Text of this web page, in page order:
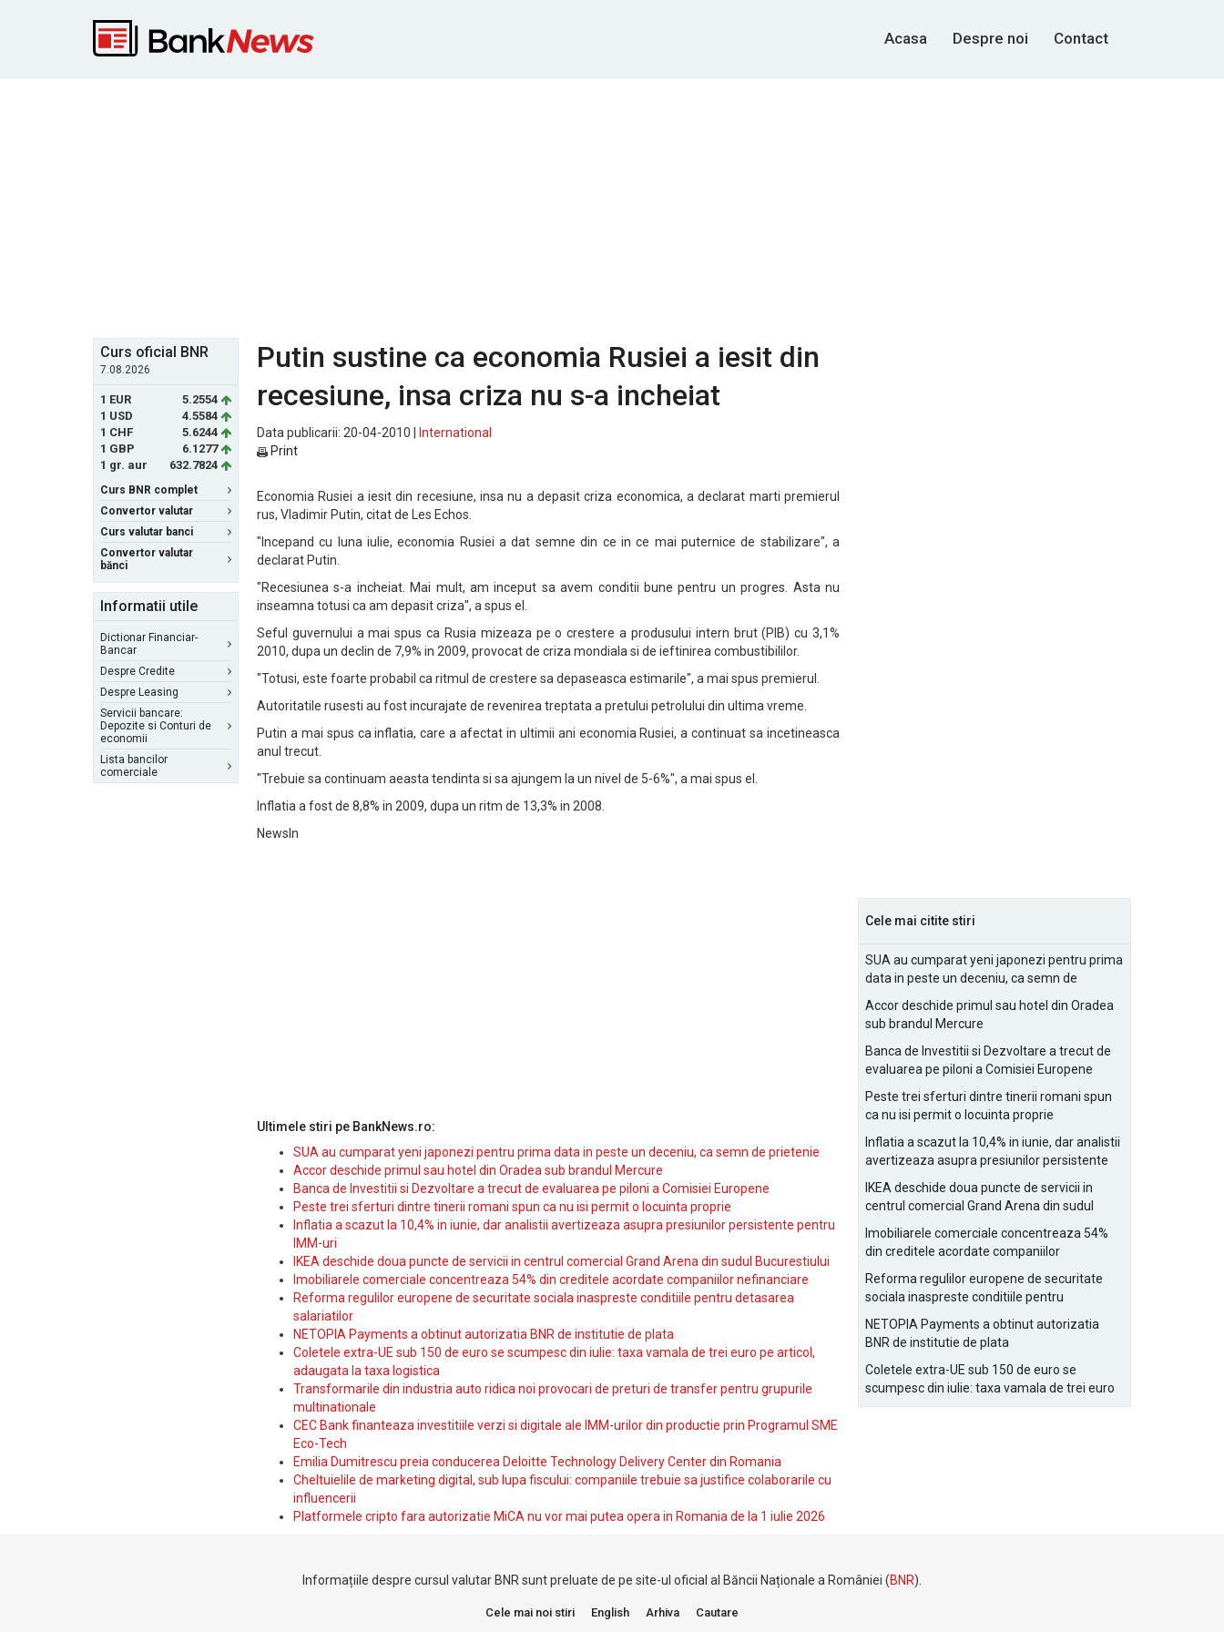
Acasa Despre noi Contact
Curs oficial BNR
7.08.2026
1 EUR
5.2554
1 USD
4.5584
1 CHF
5.6244
1 GBP
6.1277
1 gr. aur
632.7824
Curs BNR complet
Convertor valutar
Curs valutar banci
Convertor valutar
bănci
Informatii utile
Dictionar Financiar-
Bancar
Despre Credite
Despre Leasing
Servicii bancare:
Depozite si Conturi de
economii
Lista bancilor
comerciale
Putin sustine ca economia Rusiei a iesit din
recesiune, insa criza nu s-a incheiat
Data publicarii: 20-04-2010 |
International
Print
Economia Rusiei a iesit din recesiune, insa nu a depasit criza economica, a declarat marti premierul
rus, Vladimir Putin, citat de Les Echos.
"Incepand cu luna iulie, economia Rusiei a dat semne din ce in ce mai puternice de stabilizare", a
declarat Putin.
"Recesiunea s-a incheiat. Mai mult, am inceput sa avem conditii bune pentru un progres. Asta nu
inseamna totusi ca am depasit criza", a spus el.
Seful guvernului a mai spus ca Rusia mizeaza pe o crestere a produsului intern brut (PIB) cu 3,1%
2010, dupa un declin de 7,9% in 2009, provocat de criza mondiala si de ieftinirea combustibililor.
"Totusi, este foarte probabil ca ritmul de crestere sa depaseasca estimarile", a mai spus premierul.
Autoritatile rusesti au fost incurajate de revenirea treptata a pretului petrolului din ultima vreme.
Putin a mai spus ca inflatia, care a afectat in ultimii ani economia Rusiei, a continuat sa incetineasca
anul trecut.
"Trebuie sa continuam aeasta tendinta si sa ajungem la un nivel de 5-6%", a mai spus el.
Inflatia a fost de 8,8% in 2009, dupa un ritm de 13,3% in 2008.
NewsIn
Ultimele stiri pe BankNews.ro:
SUA au cumparat yeni japonezi pentru prima data in peste un deceniu, ca semn de prietenie
Accor deschide primul sau hotel din Oradea sub brandul Mercure
Banca de Investitii si Dezvoltare a trecut de evaluarea pe piloni a Comisiei Europene
Peste trei sferturi dintre tinerii romani spun ca nu isi permit o locuinta proprie
Inflatia a scazut la 10,4% in iunie, dar analistii avertizeaza asupra presiunilor persistente pentru
IMM-uri
IKEA deschide doua puncte de servicii in centrul comercial Grand Arena din sudul Bucurestiului
Imobiliarele comerciale concentreaza 54% din creditele acordate companiilor nefinanciare
Reforma regulilor europene de securitate sociala inaspreste conditiile pentru detasarea
salariatilor
NETOPIA Payments a obtinut autorizatia BNR de institutie de plata
Coletele extra-UE sub 150 de euro se scumpesc din iulie: taxa vamala de trei euro pe articol,
adaugata la taxa logistica
Transformarile din industria auto ridica noi provocari de preturi de transfer pentru grupurile
multinationale
CEC Bank finanteaza investitiile verzi si digitale ale IMM-urilor din productie prin Programul SME
Eco-Tech
Emilia Dumitrescu preia conducerea Deloitte Technology Delivery Center din Romania
Cheltuielile de marketing digital, sub lupa fiscului: companiile trebuie sa justifice colaborarile cu
influencerii
Platformele cripto fara autorizatie MiCA nu vor mai putea opera in Romania de la 1 iulie 2026
Cele mai citite stiri
SUA au cumparat yeni japonezi pentru prima
data in peste un deceniu, ca semn de
Accor deschide primul sau hotel din Oradea
sub brandul Mercure
Banca de Investitii si Dezvoltare a trecut de
evaluarea pe piloni a Comisiei Europene
Peste trei sferturi dintre tinerii romani spun
ca nu isi permit o locuinta proprie
Inflatia a scazut la 10,4% in iunie, dar analistii
avertizeaza asupra presiunilor persistente
IKEA deschide doua puncte de servicii in
centrul comercial Grand Arena din sudul
Imobiliarele comerciale concentreaza 54%
din creditele acordate companiilor
Reforma regulilor europene de securitate
sociala inaspreste conditiile pentru
NETOPIA Payments a obtinut autorizatia
BNR de institutie de plata
Coletele extra-UE sub 150 de euro se
scumpesc din iulie: taxa vamala de trei euro
pe articol, adaugata la taxa logistica
Informațiile despre cursul valutar BNR sunt preluate de pe site-ul oficial al Băncii Naționale a României (BNR).
Cele mai noi stiri English Arhiva Cautare